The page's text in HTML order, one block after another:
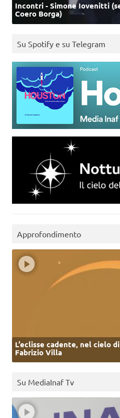
Incontri - Simone Iovenitti
Coero Borga)
Su Spotify e su Telegram
Approfondimento
L’eclisse cadente, nel cielo
Fabrizio Villa
Su MediaInaf Tv